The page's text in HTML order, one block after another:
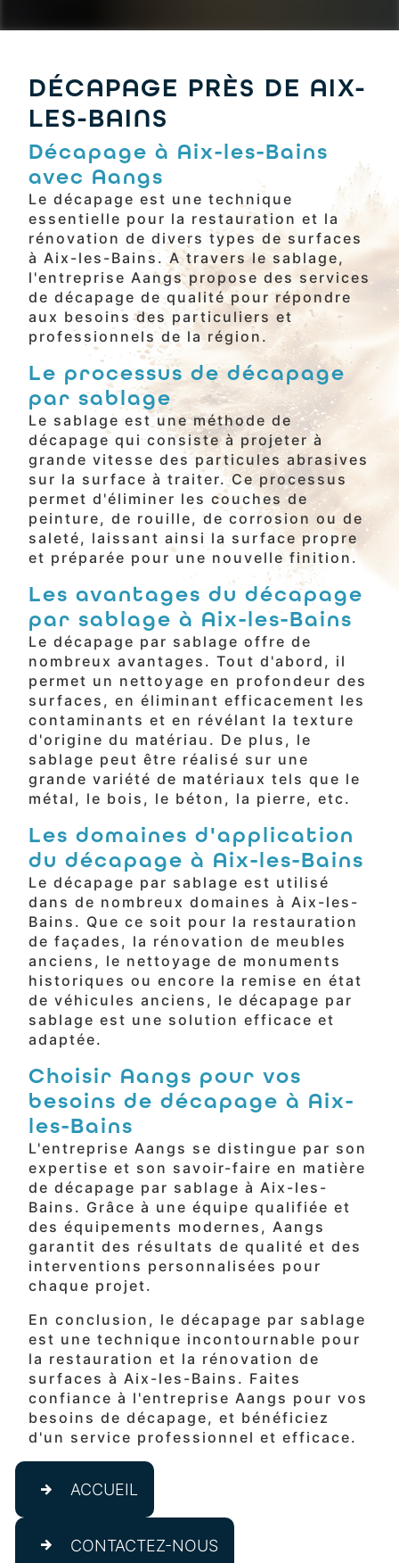
DÉCAPAGE PRÈS DE AIX-
LES-BAINS
Décapage à Aix-les-Bains
avec Aangs
Le décapage est une technique
essentielle pour la restauration et la
rénovation de divers types de surfaces
à Aix-les-Bains. A travers le sablage,
l'entreprise Aangs propose des services
de décapage de qualité pour répondre
aux besoins des particuliers et
professionnels de la région.
Le processus de décapage
par sablage
Le sablage est une méthode de
décapage qui consiste à projeter à
grande vitesse des particules abrasives
sur la surface à traiter. Ce processus
permet d'éliminer les couches de
peinture, de rouille, de corrosion ou de
saleté, laissant ainsi la surface propre
et préparée pour une nouvelle finition.
Les avantages du décapage
par sablage à Aix-les-Bains
Le décapage par sablage offre de
nombreux avantages. Tout d'abord, il
permet un nettoyage en profondeur des
surfaces, en éliminant efficacement les
contaminants et en révélant la texture
d'origine du matériau. De plus, le
sablage peut être réalisé sur une
grande variété de matériaux tels que le
métal, le bois, le béton, la pierre, etc.
Les domaines d'application
du décapage à Aix-les-Bains
Le décapage par sablage est utilisé
dans de nombreux domaines à Aix-les-
Bains. Que ce soit pour la restauration
de façades, la rénovation de meubles
anciens, le nettoyage de monuments
historiques ou encore la remise en état
de véhicules anciens, le décapage par
sablage est une solution efficace et
adaptée.
Choisir Aangs pour vos
besoins de décapage à Aix-
les-Bains
L'entreprise Aangs se distingue par son
expertise et son savoir-faire en matière
de décapage par sablage à Aix-les-
Bains. Grâce à une équipe qualifiée et
des équipements modernes, Aangs
garantit des résultats de qualité et des
interventions personnalisées pour
chaque projet.
En conclusion, le décapage par sablage
est une technique incontournable pour
la restauration et la rénovation de
surfaces à Aix-les-Bains. Faites
confiance à l'entreprise Aangs pour vos
besoins de décapage, et bénéficiez
d'un service professionnel et efficace.
ACCUEIL
CONTACTEZ-NOUS